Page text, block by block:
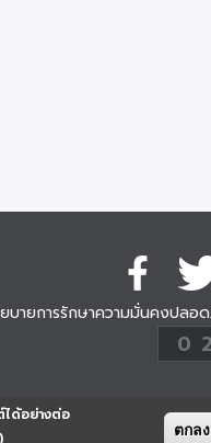
ได้อย่างต่อ
ตกลง
บายการรักษาความมั่นคงปลอ
ครั้
0 2